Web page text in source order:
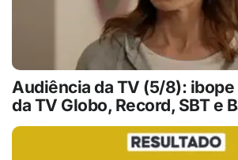
Audiência da TV (5/8):
da TV Globo, Record, SBT e